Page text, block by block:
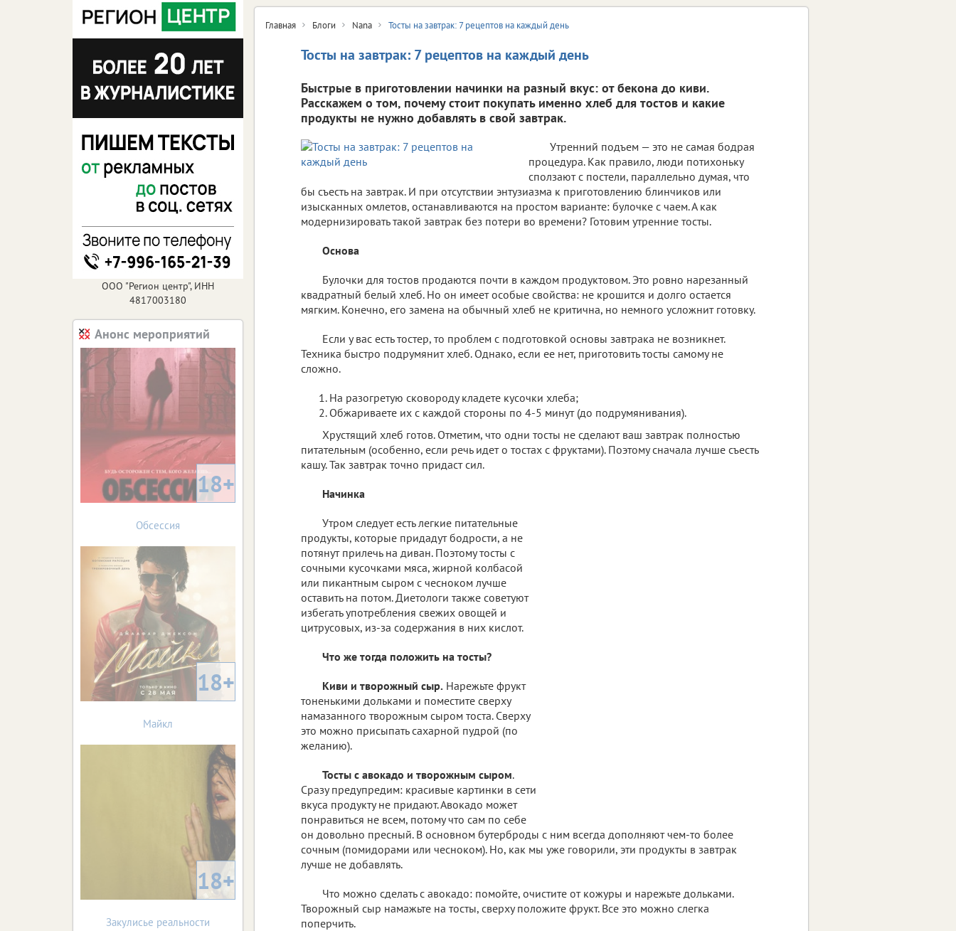
Главная Блоги Nana Тосты на завтрак: 7 рецептов на каждый день
Тосты на завтрак: 7 рецептов на каждый день
Быстрые в приготовлении начинки на разный вкус: от бекона до киви.
Расскажем о том, почему стоит покупать именно хлеб для тостов и какие
продукты не нужно добавлять в свой завтрак.
Утренний подъем — это не самая бодрая
процедура. Как правило, люди потихоньку
сползают с постели, параллельно думая, что
бы съесть на завтрак. И при отсутствии энтузиазма к приготовлению блинчиков или
изысканных омлетов, останавливаются на простом варианте: булочке с чаем. А как
модернизировать такой завтрак без потери во времени? Готовим утренние тосты.
Основа
Булочки для тостов продаются почти в каждом продуктовом. Это ровно нарезанный
квадратный белый хлеб. Но он имеет особые свойства: не крошится и долго остается
мягким. Конечно, его замена на обычный хлеб не критична, но немного усложнит готовку.
Если у вас есть тостер, то проблем с подготовкой основы завтрака не возникнет.
Техника быстро подрумянит хлеб. Однако, если ее нет, приготовить тосты самому не
сложно.
На разогретую сковороду кладете кусочки хлеба;
Обжариваете их с каждой стороны по 4-5 минут (до подрумянивания).
Хрустящий хлеб готов. Отметим, что одни тосты не сделают ваш завтрак полностью
питательным (особенно, если речь идет о тостах с фруктами). Поэтому сначала лучше съесть
кашу. Так завтрак точно придаст сил.
Начинка
Утром следует есть легкие питательные
продукты, которые придадут бодрости, а не
потянут прилечь на диван. Поэтому тосты с
сочными кусочками мяса, жирной колбасой
или пикантным сыром с чесноком лучше
оставить на потом. Диетологи также советуют
избегать употребления свежих овощей и
цитрусовых, из-за содержания в них кислот.
Что же тогда положить на тосты?
Киви и творожный сыр. Нарежьте фрукт
тоненькими дольками и поместите сверху
намазанного творожным сыром тоста. Сверху
это можно присыпать сахарной пудрой (по
желанию).
Тосты с авокадо и творожным сыром.
Сразу предупредим: красивые картинки в сети
вкуса продукту не придают. Авокадо может
понравиться не всем, потому что сам по себе
он довольно пресный. В основном бутерброды с ним всегда дополняют чем-то более
сочным (помидорами или чесноком). Но, как мы уже говорили, эти продукты в завтрак
лучше не добавлять.
Что можно сделать с авокадо: помойте, очистите от кожуры и нарежьте дольками.
Творожный сыр намажьте на тосты, сверху положите фрукт. Все это можно слегка
поперчить.
ООО "Регион центр", ИНН
4817003180
Анонс мероприятий
18+
Обсессия
18+
Майкл
18+
Закулисье реальности